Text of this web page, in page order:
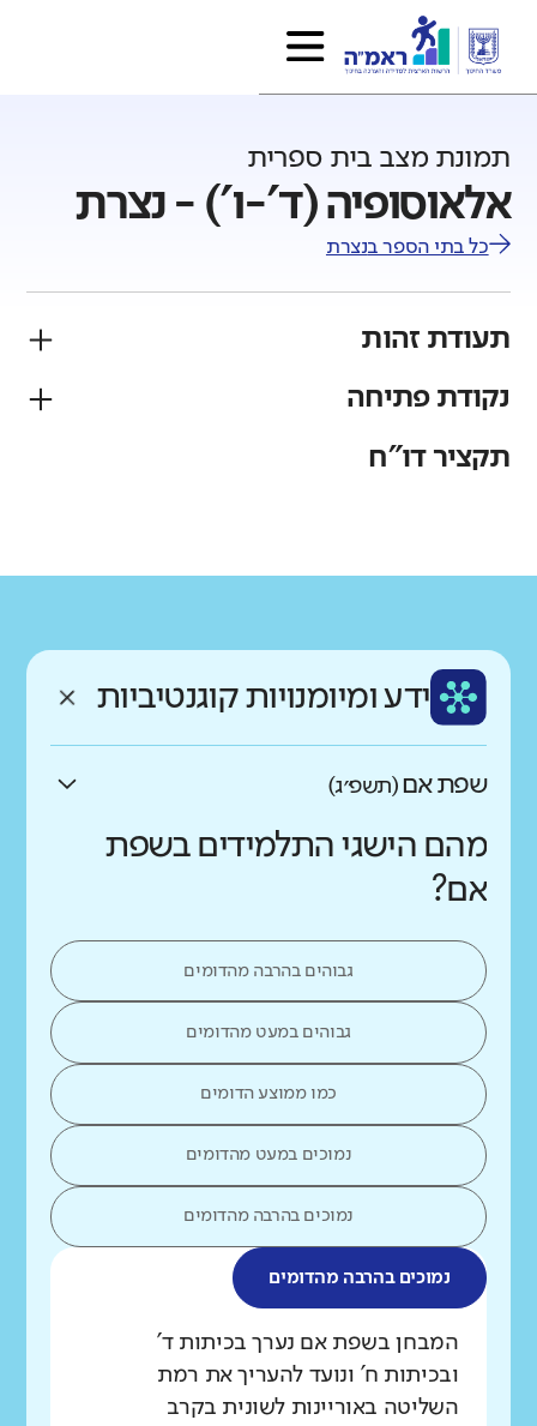
תמונת מצב בית ספרית
אלאוסופיה (ד'-ו') - נצרת
כל בתי הספר בנצרת
תעודת זהות
פיקוח
נקודת פתיחה
רקע חברתי כלכלי
ממוצע תלמידים בכיתה
גבוה נמוך
תקציר דו"ח
ידע ומיומנויות קוגנטיביות
שפת אם(תשפ״ג)
מהם הישגי התלמידים בשפת
אם?
גבוהים בהרבה מהדומים
גבוהים במעט מהדומים
כמו ממוצע הדומים
נמוכים במעט מהדומים
נמוכים בהרבה מהדומים
נמוכים בהרבה מהדומים
מה בדקנו?
המבחן בשפת אם נערך בכיתות ד'
ובכיתות ח' ונועד להעריך את רמת
השליטה באוריינות לשונית בקרב